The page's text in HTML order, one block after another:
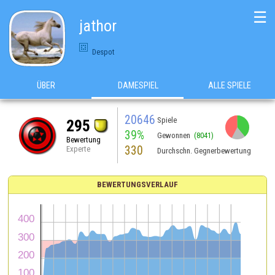
jathor
Despot
☰
ÜBER DAMESPIEL ALLE SPIELE
295
Bewertung
Experte
20646 Spiele
39% Gewonnen (8041)
330 Durchschn. Gegnerbewertung
BEWERTUNGSVERLAUF